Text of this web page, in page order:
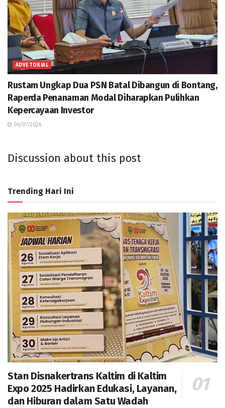
ADVETORIAL
Rustam Ungkap Dua PSN Batal Dibangun di Bontang,
Raperda Penanaman Modal Diharapkan Pulihkan
Kepercayaan Investor
06/07/2026
Discussion about this post
Trending Hari Ini
Stan Disnakertrans Kaltim di Kaltim
Expo 2025 Hadirkan Edukasi, Layanan,
dan Hiburan dalam Satu Wadah